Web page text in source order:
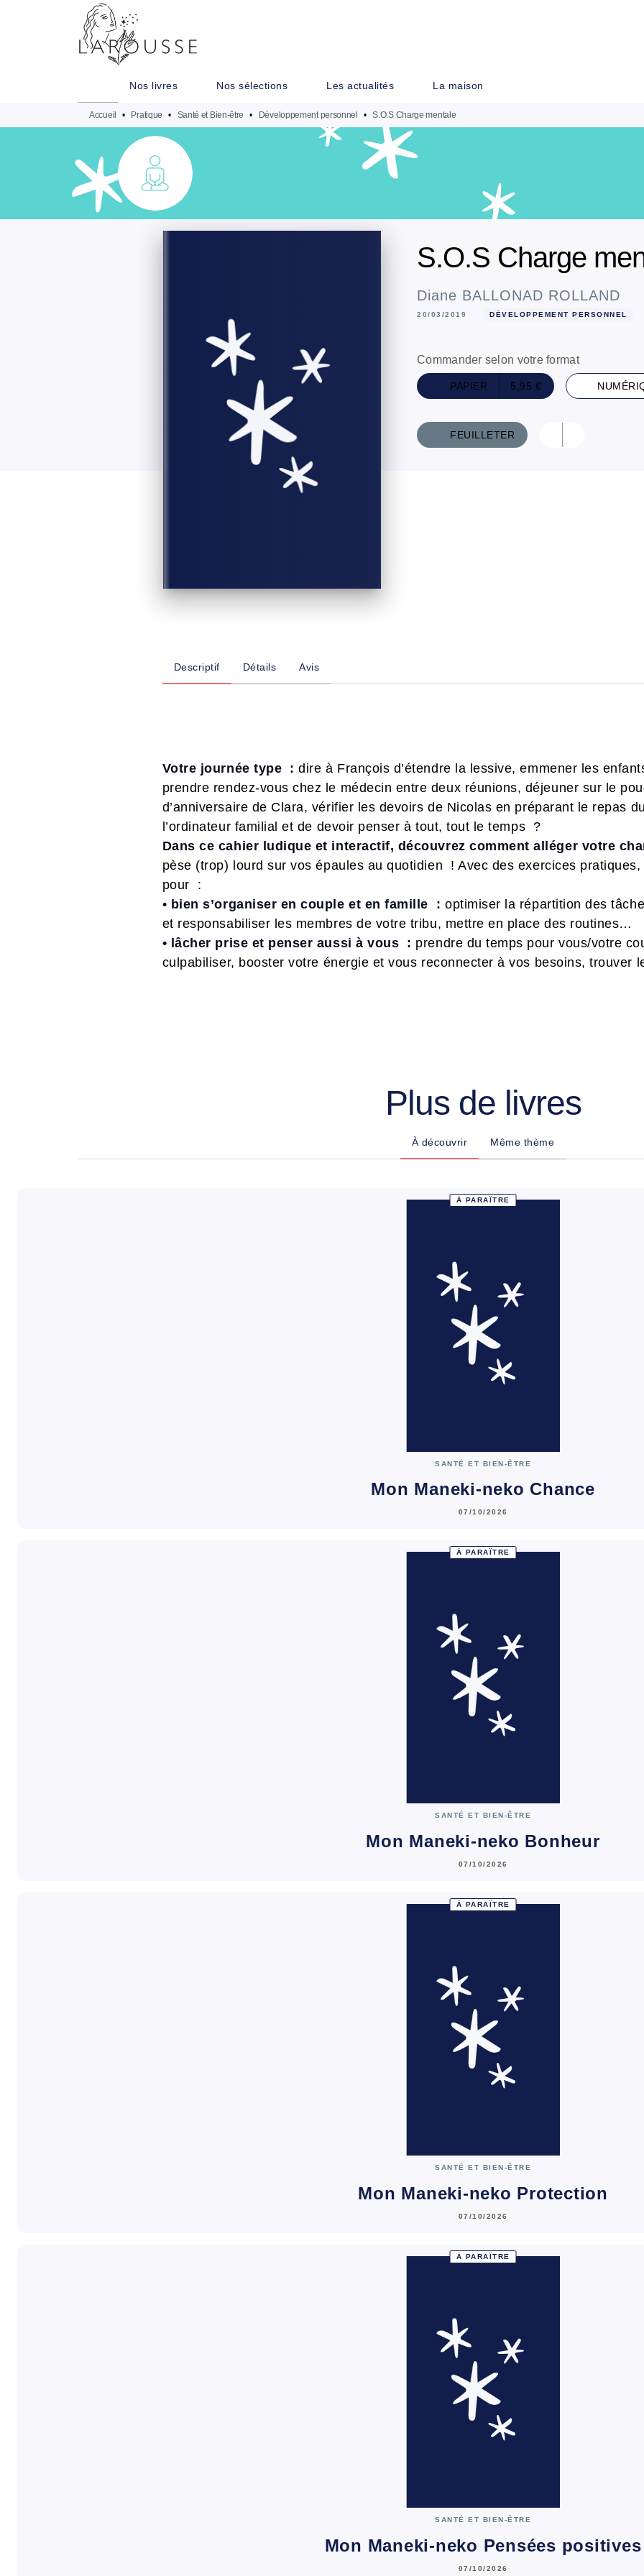
MENU
Nos livres Nos sélections Les actualités La maison
Accueil • Pratique • Santé et Bien-être • Développement personnel • S.O.S Charge mentale
S.O.S Charge
Diane BALLONAD ROLLAND
20/03/2019 DÉVELOPPEMENT PERSONNEL
Commander selon votre format
PAPIER 5,95 €
FEUILLETER
Descriptif Détails Avis
Votre journée type : dire à François d’étendre la lessive, emmener les
prendre rendez-vous chez le médecin entre deux réunions, déjeuner sur le
d’anniversaire de Clara, vérifier les devoirs de Nicolas en préparant le repas
l’ordinateur familial et de devoir penser à tout, tout le temps ?
Dans ce cahier ludique et interactif, découvrez comment alléger votre
pèse (trop) lourd sur vos épaules au quotidien ! Avec des exercices
pour :
• bien s’organiser en couple et en famille : optimiser la répartition des
et responsabiliser les membres de votre tribu, mettre en place des routines…
• lâcher prise et penser aussi à vous : prendre du temps pour vous/votre
culpabiliser, booster votre énergie et vous reconnecter à vos besoins, trouver
Plus de livres
À découvrir Même thème
À PARAÎTRE
SANTÉ ET BIEN-ÊTRE
Mon Maneki-neko Chance
07/10/2026
À PARAÎTRE
SANTÉ ET BIEN-ÊTRE
Mon Maneki-neko Bonheur
07/10/2026
À PARAÎTRE
SANTÉ ET BIEN-ÊTRE
Mon Maneki-neko Protection
07/10/2026
À PARAÎTRE
SANTÉ ET BIEN-ÊTRE
Mon Maneki-neko Pensées positives
07/10/2026